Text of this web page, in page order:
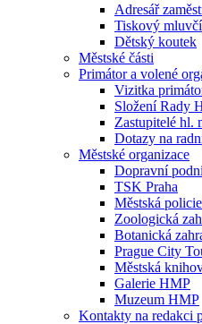
Adresář
Tiskový mluvčí
Dětský koutek
Městské části
Primátor a volené
Vizitka
Složení Rady
Zastupitelé hl.
Dotazy na
Městské organizace
Dopravní
TSK Praha
Městská
Zoologická
Botanická
Prague City
Městská
Galerie HMP
Muzeum HMP
Kontakty na redakci